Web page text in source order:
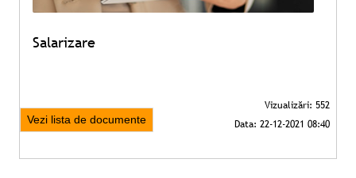
Salarizare
Vezi lista de documente